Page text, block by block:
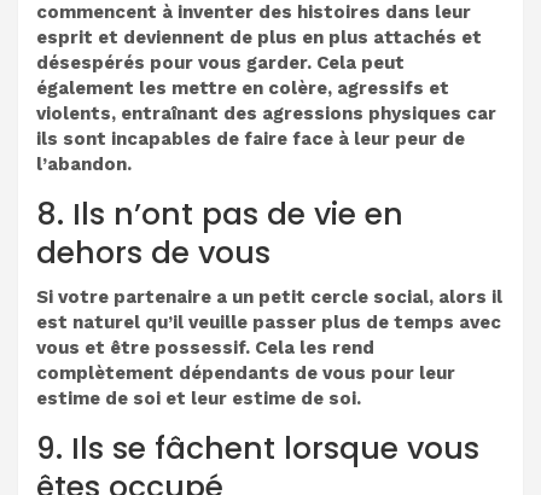
commencent à inventer des histoires dans leur
esprit et deviennent de plus en plus attachés et
désespérés pour vous garder. Cela peut
également les mettre en colère, agressifs et
violents, entraînant des agressions physiques car
ils sont incapables de faire face à leur peur de
l’abandon.
8. Ils n’ont pas de vie en
dehors de vous
Si votre partenaire a un petit cercle social, alors il
est naturel qu’il veuille passer plus de temps avec
vous et être possessif. Cela les rend
complètement dépendants de vous pour leur
estime de soi et leur estime de soi.
9. Ils se fâchent lorsque vous